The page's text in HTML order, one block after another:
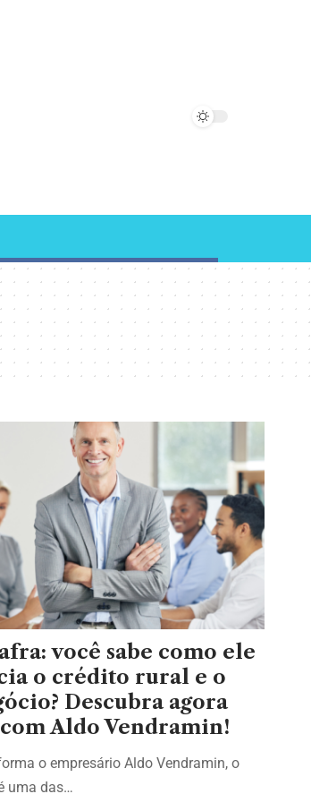
você sabe como ele
o crédito rural e o
Descubra agora
Aldo Vendramin!
o empresário Aldo Vendramin, o
uma das…